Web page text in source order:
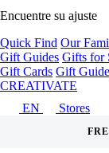
Encuentre su ajuste
Quick Find Our
Gift Guides Gifts for
Gift Cards Gift Guide
CREATIVATE
EN
Stores